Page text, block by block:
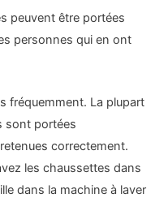
peuvent être portées
personnes qui en ont
fréquemment. La plupart
sont portées
correctement.
les chaussettes dans
dans la machine à laver